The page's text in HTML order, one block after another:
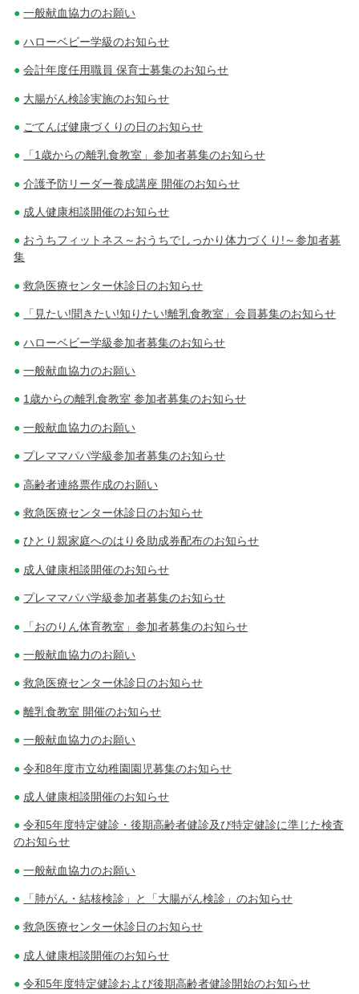
一般献血協力のお願い
ハローベビー学級のお知らせ
会計年度任用職員 保育士募集のお知らせ
大腸がん検診実施のお知らせ
ごてんば健康づくりの日のお知らせ
「1歳からの離乳食教室」参加者募集のお知らせ
介護予防リーダー養成講座 開催のお知らせ
成人健康相談開催のお知らせ
おうちフィットネス～おうちでしっかり体力づくり!～参加者募
集
救急医療センター休診日のお知らせ
「見たい!聞きたい!知りたい!離乳食教室」会員募集のお知らせ
ハローベビー学級参加者募集のお知らせ
一般献血協力のお願い
1歳からの離乳食教室 参加者募集のお知らせ
一般献血協力のお願い
プレママパパ学級参加者募集のお知らせ
高齢者連絡票作成のお願い
救急医療センター休診日のお知らせ
ひとり親家庭へのはり灸助成券配布のお知らせ
成人健康相談開催のお知らせ
プレママパパ学級参加者募集のお知らせ
「おのりん体育教室」参加者募集のお知らせ
一般献血協力のお願い
救急医療センター休診日のお知らせ
離乳食教室 開催のお知らせ
一般献血協力のお願い
令和8年度市立幼稚園園児募集のお知らせ
成人健康相談開催のお知らせ
令和5年度特定健診・後期高齢者健診及び特定健診に準じた検査
のお知らせ
一般献血協力のお願い
「肺がん・結核検診」と「大腸がん検診」のお知らせ
救急医療センター休診日のお知らせ
成人健康相談開催のお知らせ
令和5年度特定健診および後期高齢者健診開始のお知らせ